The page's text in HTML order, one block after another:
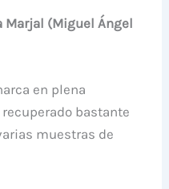
Marjal (Miguel Ángel
en plena
bastante
muestras de